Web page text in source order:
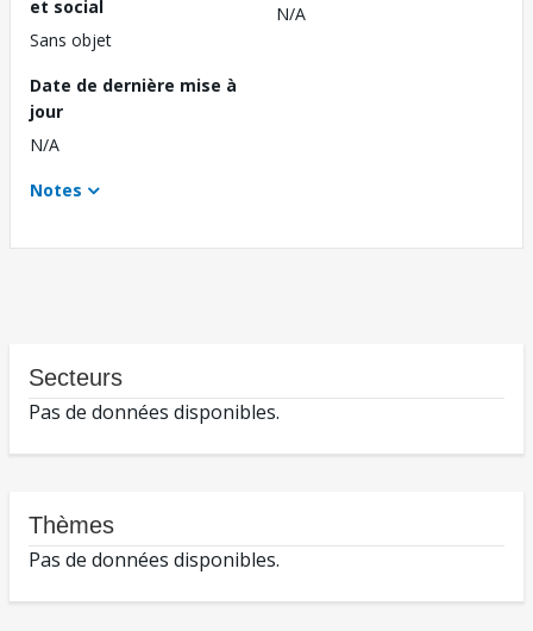
et social
Sans objet
N/A
Date de dernière mise à
jour
N/A
Notes
Secteurs
Pas de données disponibles.
Thèmes
Pas de données disponibles.